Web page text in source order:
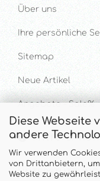
Diese Webseite
andere
Wir verwenden
von Drittanbietern,
Website zu
Über uns
Ihre persönliche
Sitemap
Neue Artikel
Angebote - Sale%
Hilfe &